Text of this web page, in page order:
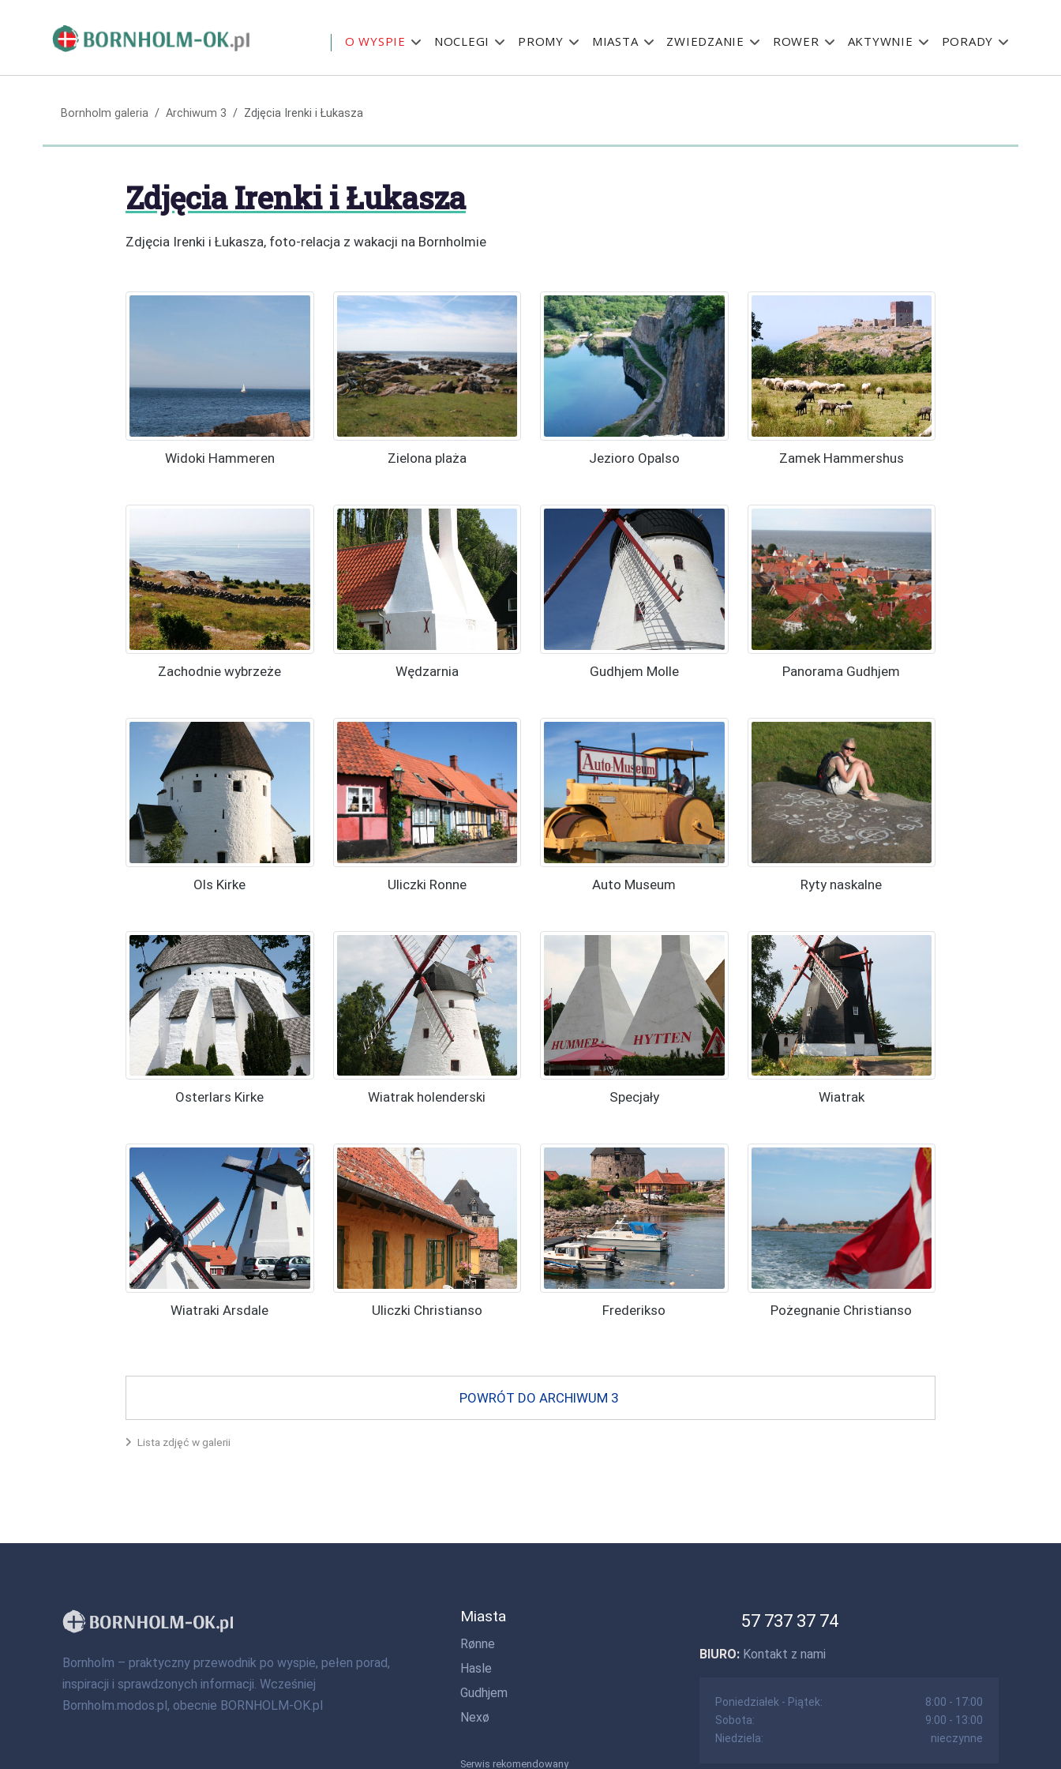
O WYSPIE NOCLEGI PROMY MIASTA ZWIEDZANIE ROWER AKTYWNIE PORADY
Bornholm galeria Archiwum 3 Zdjęcia Irenki i Łukasza
Zdjęcia Irenki i Łukasza
Zdjęcia Irenki i Łukasza, foto-relacja z wakacji na Bornholmie
Widoki Hammeren Zielona plaża Jezioro Opalso Zamek Hammershus
Zachodnie wybrzeże Wędzarnia Gudhjem Molle Panorama Gudhjem
Ols Kirke Uliczki Ronne Auto Museum Ryty naskalne
Osterlars Kirke Wiatrak holenderski Specjały Wiatrak
Wiatraki Arsdale Uliczki Christianso Frederikso Pożegnanie Christianso
POWRÓT DO ARCHIWUM 3
Lista zdjęć w galerii
Bornholm – praktyczny przewodnik po wyspie, pełen porad,
inspiracji i sprawdzonych informacji. Wcześniej
Bornholm.modos.pl, obecnie BORNHOLM-OK.pl
Miasta
Rønne
Hasle
Gudhjem
Nexø
Serwis rekomendowany
57 737 37 74
BIURO: Kontakt z nami
Poniedziałek - Piątek:
8:00 - 17:00
Sobota:
9:00 - 13:00
Niedziela:
nieczynne